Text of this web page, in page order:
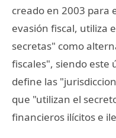
creado en 2003 para
evasión fiscal, utiliza
secretas" como
fiscales", siendo este
define las
que "utilizan el
financieros ilícitos e